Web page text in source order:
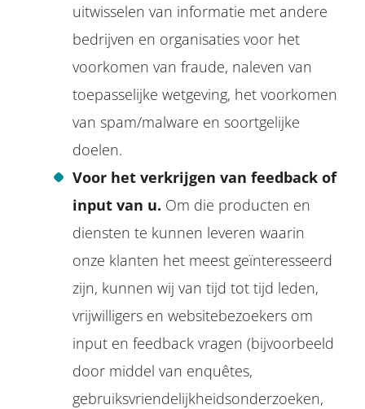
uitwisselen van informatie met andere
bedrijven en organisaties voor het
voorkomen van fraude, naleven van
toepasselijke wetgeving, het voorkomen
van spam/malware en soortgelijke
doelen.
Voor het verkrijgen van feedback of
input van u. Om die producten en
diensten te kunnen leveren waarin
onze klanten het meest geïnteresseerd
zijn, kunnen wij van tijd tot tijd leden,
vrijwilligers en websitebezoekers om
input en feedback vragen (bijvoorbeeld
door middel van enquêtes,
gebruiksvriendelijkheidsonderzoeken,